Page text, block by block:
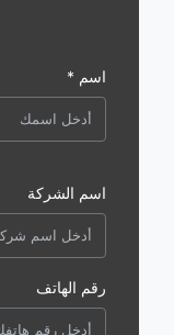
اسم *
اسم الشركة
رقم الهاتف